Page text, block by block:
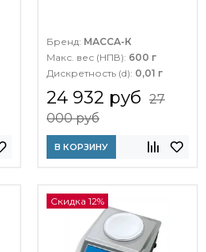
Бренд: МАССА-К
Макс. вес (НПВ): 600 г
Дискретность (d): 0,01 г
24 932 руб 27
000 руб
В КОРЗИНУ
Скидка 12%